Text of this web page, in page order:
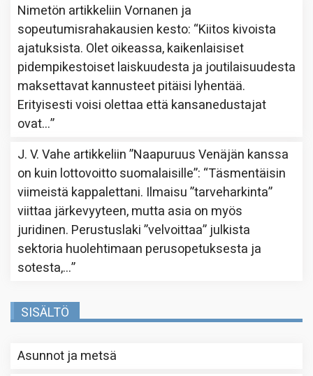
Nimetön artikkeliinVornanen ja
sopeutumisrahakausien kesto: “Kiitos kivoista
ajatuksista. Olet oikeassa, kaikenlaisiset
pidempikestoiset laiskuudesta ja joutilaisuudesta
maksettavat kannusteet pitäisi lyhentää.
Erityisesti voisi olettaa että kansanedustajat
ovat…”
J. V. Vahe artikkeliin”Naapuruus Venäjän kanssa
on kuin lottovoitto suomalaisille”: “Täsmentäisin
viimeistä kappalettani. Ilmaisu ”tarveharkinta”
viittaa järkevyyteen, mutta asia on myös
juridinen. Perustuslaki ”velvoittaa” julkista
sektoria huolehtimaan perusopetuksesta ja
sotesta,…”
SISÄLTÖ
Asunnot ja metsä